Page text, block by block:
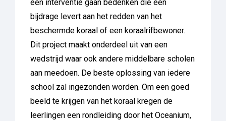
een interventie gaan bedenken die een
bijdrage levert aan het redden van het
beschermde koraal of een koraalrifbewoner.
Dit project maakt onderdeel uit van een
wedstrijd waar ook andere middelbare scholen
aan meedoen. De beste oplossing van iedere
school zal ingezonden worden. Om een goed
beeld te krijgen van het koraal kregen de
leerlingen een rondleiding door het Oceanium,